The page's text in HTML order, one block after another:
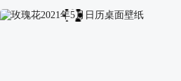
阿尔卑斯山区自然风景壁纸